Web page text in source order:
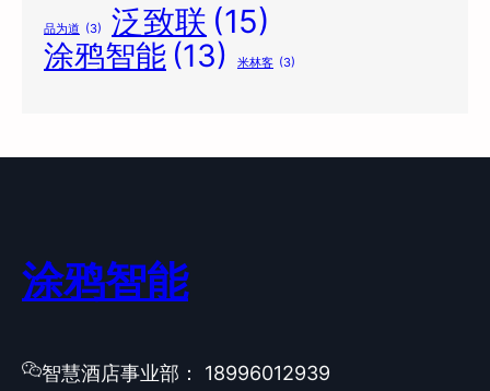
品为道 (3) 泛致联 (15)
涂鸦智能 (13) 米林客 (3)
涂鸦智能
智慧酒店事业部： 18996012939